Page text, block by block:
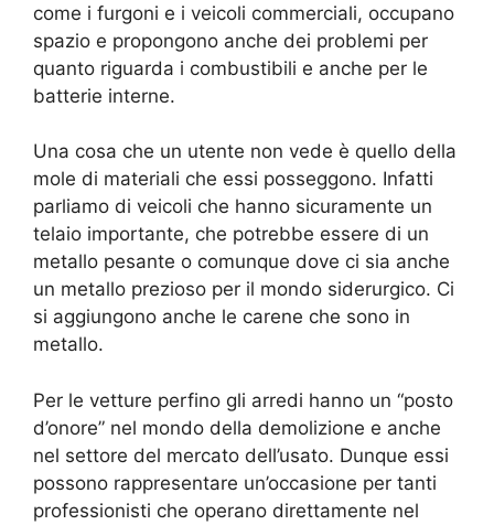
come i furgoni e i veicoli commerciali, occupano
spazio e propongono anche dei problemi per
quanto riguarda i combustibili e anche per le
batterie interne.
Una cosa che un utente non vede è quello della
mole di materiali che essi posseggono. Infatti
parliamo di veicoli che hanno sicuramente un
telaio importante, che potrebbe essere di un
metallo pesante o comunque dove ci sia anche
un metallo prezioso per il mondo siderurgico. Ci
si aggiungono anche le carene che sono in
metallo.
Per le vetture perfino gli arredi hanno un “posto
d’onore” nel mondo della demolizione e anche
nel settore del mercato dell’usato. Dunque essi
possono rappresentare un’occasione per tanti
professionisti che operano direttamente nel